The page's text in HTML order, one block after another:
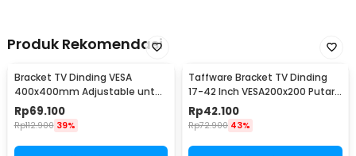
Produk Rekomendasi
Bracket TV Dinding VESA
400x400mm Adjustable untuk
TV LED 26-63 Inch - KT02
Rp69.100
Rp112.900 39%
Taffware Bracket TV Dinding
17-42 Inch VESA200x200 Putar
90 Tilt 15 - X-200
Rp42.100
Rp72.900 43%